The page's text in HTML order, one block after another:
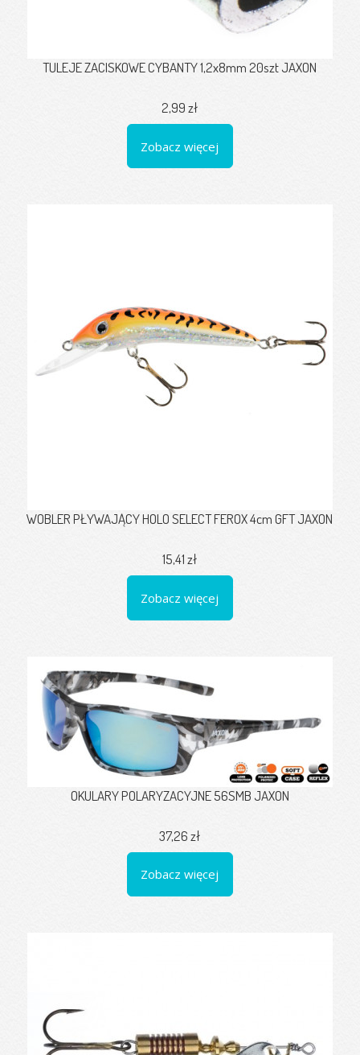
TULEJE ZACISKOWE CYBANTY 1,2x8mm 20szt JAXON
2,99 zł
Zobacz więcej
WOBLER PŁYWAJĄCY HOLO SELECT FEROX 4cm GFT JAXON
15,41 zł
Zobacz więcej
OKULARY POLARYZACYJNE 56SMB JAXON
37,26 zł
Zobacz więcej